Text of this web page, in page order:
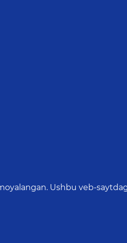
Ushbu veb-